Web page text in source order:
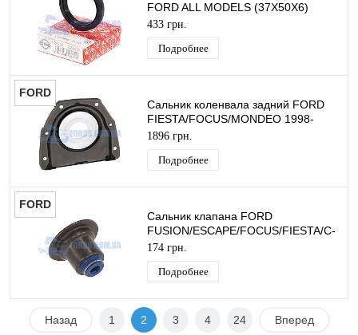
FORD ALL MODELS (37X50X6)
ELRING
433 грн.
Подробнее
FORD
Сальник коленвала задний FORD
FIESTA/FOCUS/MONDEO 1998-
(ZETEC-S) ORIGINAL
1896 грн.
Подробнее
FORD
Сальник клапана FORD
FUSION/ESCAPE/FOCUS/FIESTA/C-
MAX/MONDEO/B-MAX (1.0/1.5/1.6
EcoBoost) ORIGINAL
174 грн.
Подробнее
Назад 1 2 3 4 24 Вперед